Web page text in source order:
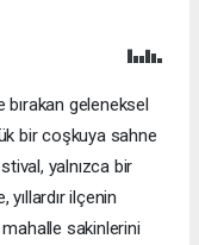
bırakan geleneksel
bir coşkuya sahne
yalnızca bir
ilçenin
sakinlerini